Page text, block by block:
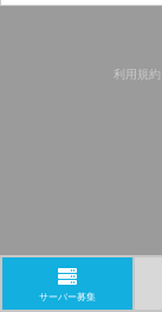
利用規約
サーバー募集